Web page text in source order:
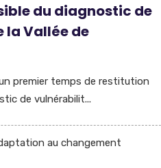
du diagnostic de
Vallée de
premier temps de restitution
de vulnérabilit...
au changement